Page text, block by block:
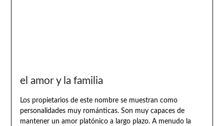
el amor y la familia
Los propietarios de este nombre se muestran como
personalidades muy románticas. Son muy capaces de
mantener un amor platónico a largo plazo. A menudo la